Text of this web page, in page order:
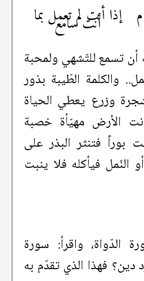
إذا أنت لم تعمل بما
أنت سامع
تسمع للتّشهي ولمحبة
والكلمة الطّيبة بذور
وزرع يعطي الحياة
الأرض مهيّأة خصبة
بوراً فتنثر البذر على
النّمل فيأكله فلا ينبت
الدّواة، واقرأ: سورة
دين؟ فهذا الذي تقدّم به